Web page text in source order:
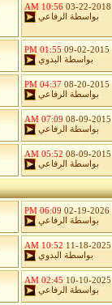
03-22-2018
10:56 AM
بواسطة
الرفاعي
09-02-2015
01:55 PM
بواسطة
البدوي
08-20-2015
04:37 PM
بواسطة
الرفاعي
08-09-2015
07:09 AM
بواسطة
الرفاعي
08-09-2015
05:52 AM
بواسطة
الرفاعي
02-19-2026
06:09 PM
بواسطة
الرفاعي
11-18-2025
10:52 AM
بواسطة
البدوي
10-10-2025
02:45 AM
بواسطة
الرفاعي